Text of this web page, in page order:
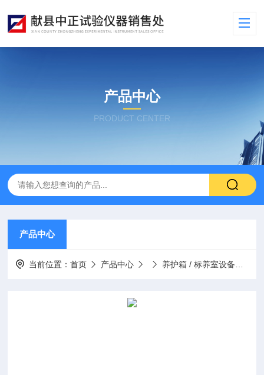
产品中心
PRODUCT CENTER
产品中心
当前位置：首页 产品中心 养护箱 / 标养室设备